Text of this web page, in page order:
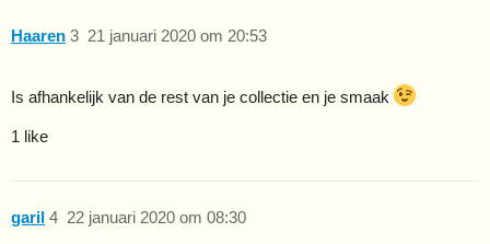
Haaren 21 januari 2020 om 20:53
3
Is afhankelijk van de rest van je collectie en je smaak
1 like
garil 22 januari 2020 om 08:30
4